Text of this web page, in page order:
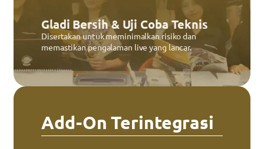
Gladi Bersih & Uji Coba Teknis
Disertakan untuk meminimalkan risiko dan
memastikan pengalaman live yang lancar.
Add-On Terintegrasi